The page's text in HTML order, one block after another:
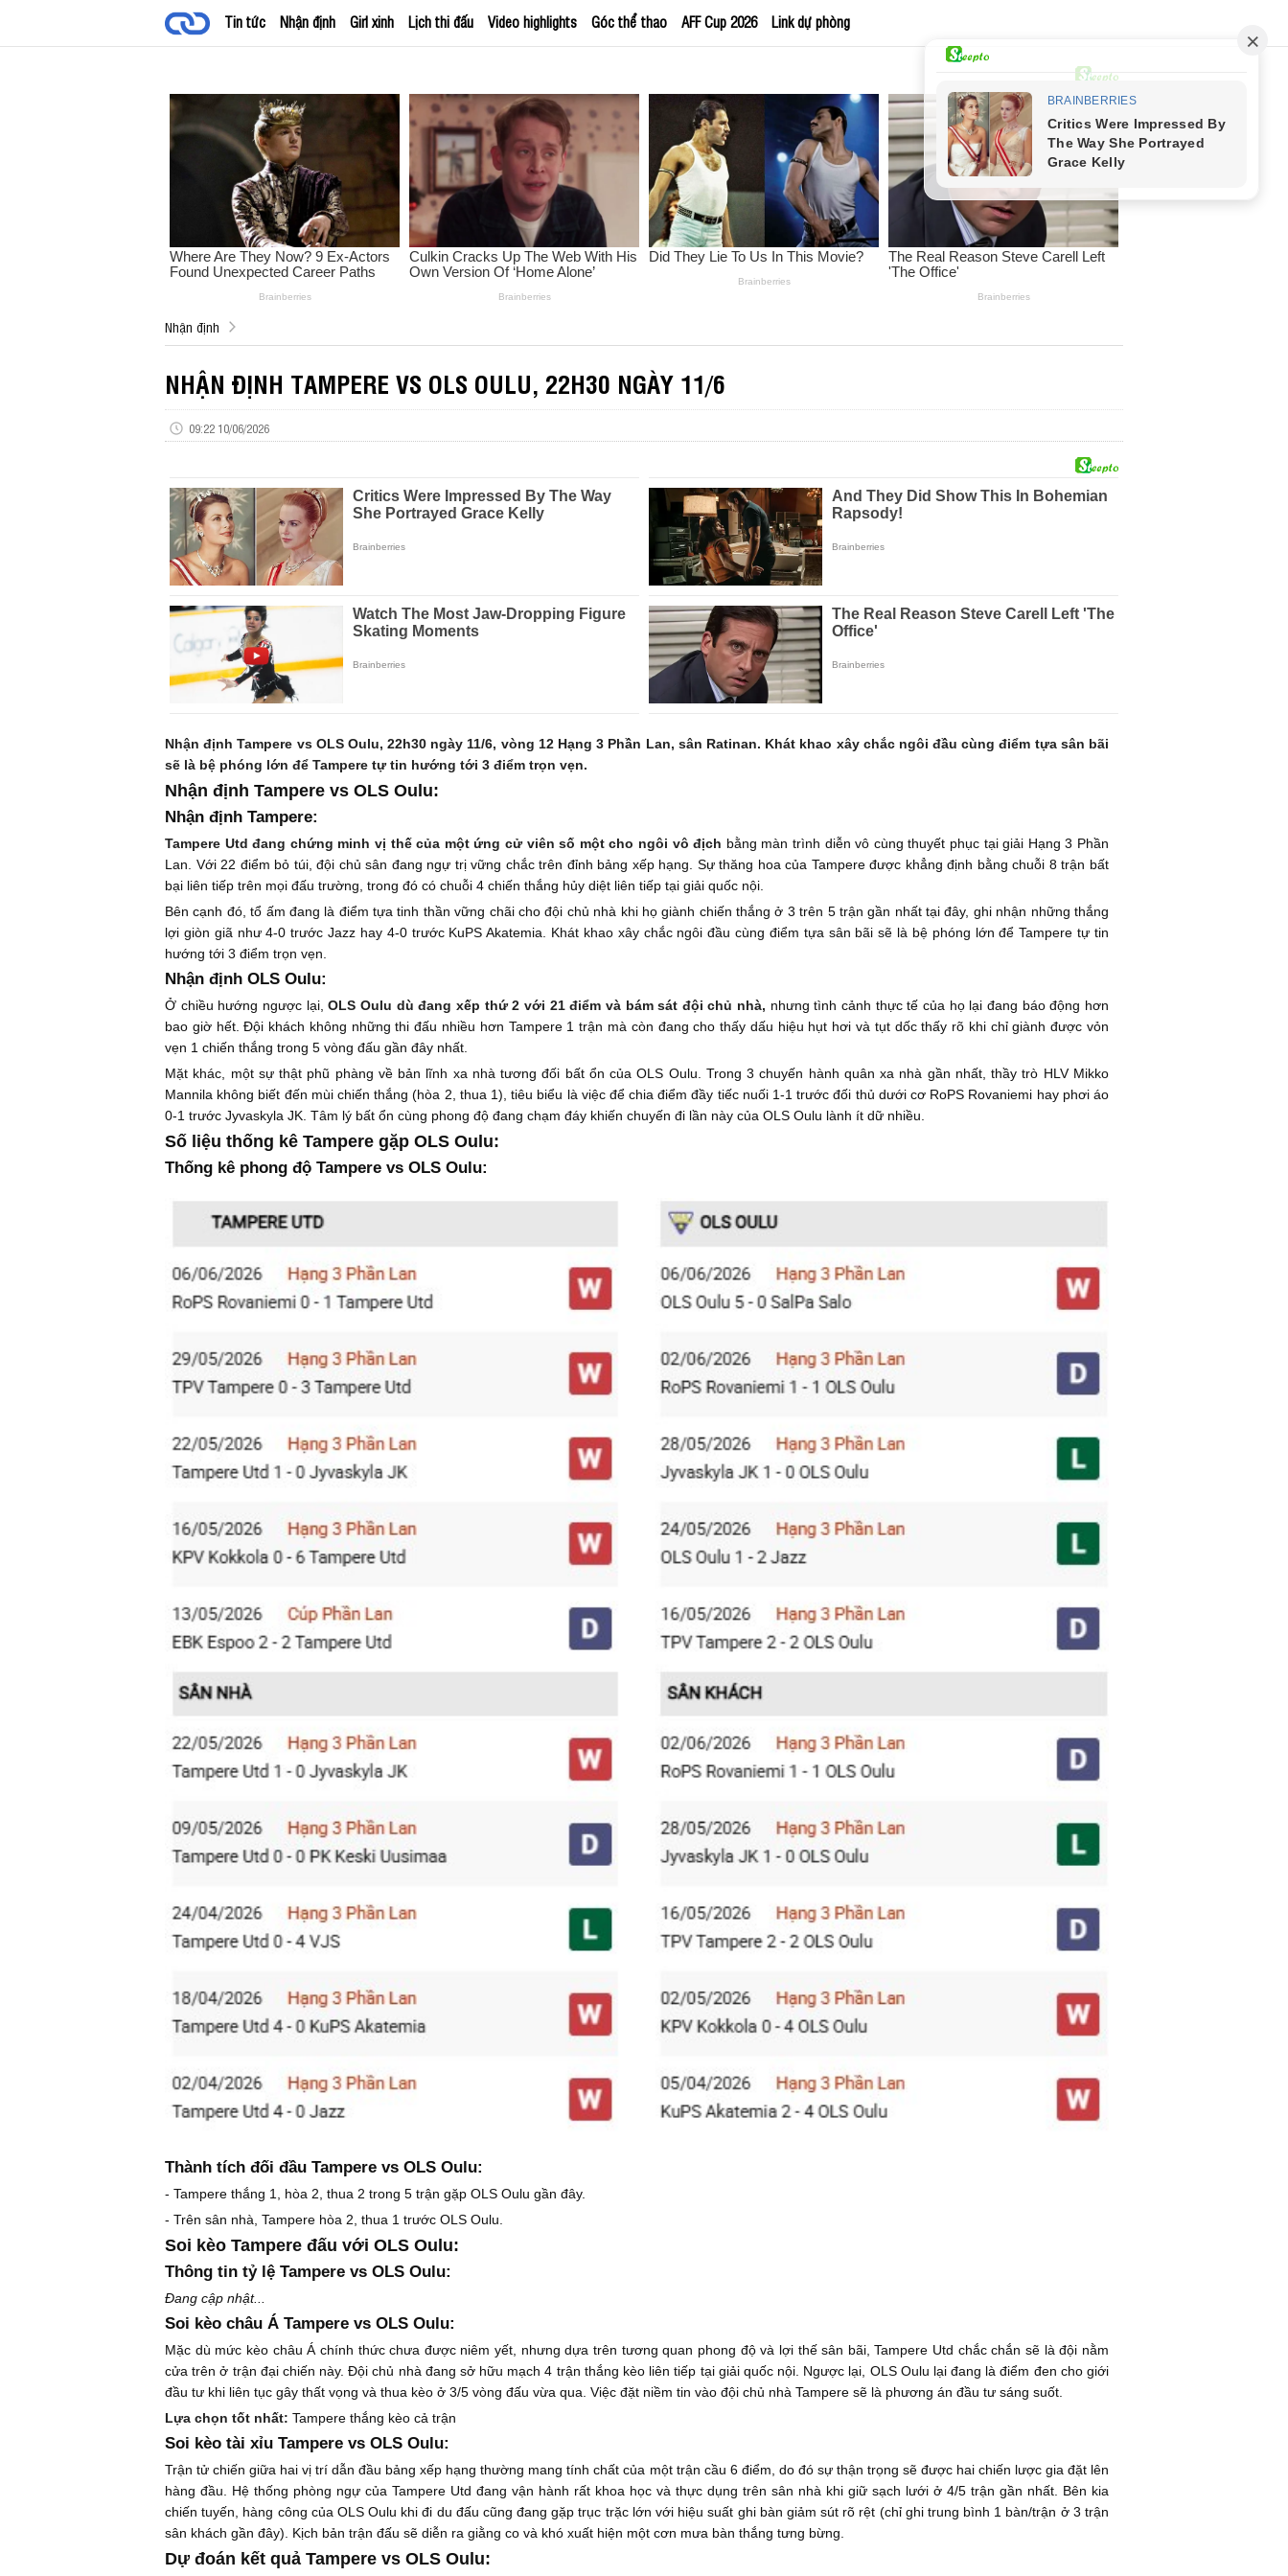
Tin tức Nhận định Girl xinh Lịch thi đấu Video highlights Góc thể thao AFF Cup 2026 Link dự phòng
Nhận định
NHẬN ĐỊNH TAMPERE VS OLS OULU, 22H30 NGÀY 11/6
09:22 10/06/2026
Nhận định Tampere vs OLS Oulu, 22h30 ngày 11/6, vòng 12 Hạng 3 Phần Lan, sân Ratinan. Khát khao xây chắc ngôi đầu cùng điểm tựa sân bãi
sẽ là bệ phóng lớn để Tampere tự tin hướng tới 3 điểm trọn vẹn.
Nhận định Tampere vs OLS Oulu:
Nhận định Tampere:
Tampere Utd đang chứng minh vị thế của một ứng cử viên số một cho ngôi vô địch bằng màn trình diễn vô cùng thuyết phục tại giải Hạng 3 Phần
Lan. Với 22 điểm bỏ túi, đội chủ sân đang ngự trị vững chắc trên đỉnh bảng xếp hạng. Sự thăng hoa của Tampere được khẳng định bằng chuỗi 8 trận bất
bại liên tiếp trên mọi đấu trường, trong đó có chuỗi 4 chiến thắng hủy diệt liên tiếp tại giải quốc nội.
Bên cạnh đó, tổ ấm đang là điểm tựa tinh thần vững chãi cho đội chủ nhà khi họ giành chiến thắng ở 3 trên 5 trận gần nhất tại đây, ghi nhận những thắng
lợi giòn giã như 4-0 trước Jazz hay 4-0 trước KuPS Akatemia. Khát khao xây chắc ngôi đầu cùng điểm tựa sân bãi sẽ là bệ phóng lớn để Tampere tự tin
hướng tới 3 điểm trọn vẹn.
Nhận định OLS Oulu:
Ở chiều hướng ngược lại,OLS Oulu dù đang xếp thứ 2 với 21 điểm và bám sát đội chủ nhà, nhưng tình cảnh thực tế của họ lại đang báo động hơn
bao giờ hết. Đội khách không những thi đấu nhiều hơn Tampere 1 trận mà còn đang cho thấy dấu hiệu hụt hơi và tụt dốc thấy rõ khi chỉ giành được vỏn
vẹn 1 chiến thắng trong 5 vòng đấu gần đây nhất.
Mặt khác, một sự thật phũ phàng về bản lĩnh xa nhà tương đối bất ổn của OLS Oulu. Trong 3 chuyến hành quân xa nhà gần nhất, thầy trò HLV Mikko
Mannila không biết đến mùi chiến thắng (hòa 2, thua 1), tiêu biểu là việc để chia điểm đầy tiếc nuối 1-1 trước đối thủ dưới cơ RoPS Rovaniemi hay phơi áo
0-1 trước Jyvaskyla JK. Tâm lý bất ổn cùng phong độ đang chạm đáy khiến chuyến đi lần này của OLS Oulu lành ít dữ nhiều.
Số liệu thống kê Tampere gặp OLS Oulu:
Thống kê phong độ Tampere vs OLS Oulu:
Thành tích đối đầu Tampere vs OLS Oulu:
- Tampere thắng 1, hòa 2, thua 2 trong 5 trận gặp OLS Oulu gần đây.
- Trên sân nhà, Tampere hòa 2, thua 1 trước OLS Oulu.
Soi kèo Tampere đấu với OLS Oulu:
Thông tin tỷ lệ Tampere vs OLS Oulu:
Đang cập nhật...
Soi kèo châu Á Tampere vs OLS Oulu:
Mặc dù mức kèo châu Á chính thức chưa được niêm yết, nhưng dựa trên tương quan phong độ và lợi thế sân bãi, Tampere Utd chắc chắn sẽ là đội nằm
cửa trên ở trận đại chiến này. Đội chủ nhà đang sở hữu mạch 4 trận thắng kèo liên tiếp tại giải quốc nội. Ngược lại, OLS Oulu lại đang là điểm đen cho giới
đầu tư khi liên tục gây thất vọng và thua kèo ở 3/5 vòng đấu vừa qua. Việc đặt niềm tin vào đội chủ nhà Tampere sẽ là phương án đầu tư sáng suốt.
Lựa chọn tốt nhất: Tampere thắng kèo cả trận
Soi kèo tài xỉu Tampere vs OLS Oulu:
Trận tử chiến giữa hai vị trí dẫn đầu bảng xếp hạng thường mang tính chất của một trận cầu 6 điểm, do đó sự thận trọng sẽ được hai chiến lược gia đặt lên
hàng đầu. Hệ thống phòng ngự của Tampere Utd đang vận hành rất khoa học và thực dụng trên sân nhà khi giữ sạch lưới ở 4/5 trận gần nhất. Bên kia
chiến tuyến, hàng công của OLS Oulu khi đi du đấu cũng đang gặp trục trặc lớn với hiệu suất ghi bàn giảm sút rõ rệt (chỉ ghi trung bình 1 bàn/trận ở 3 trận
sân khách gần đây). Kịch bản trận đấu sẽ diễn ra giằng co và khó xuất hiện một cơn mưa bàn thắng tưng bừng.
Dự đoán kết quả Tampere vs OLS Oulu: